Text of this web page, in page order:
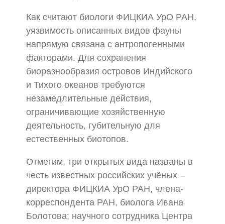
Как считают биологи ФИЦКИА УрО РАН,
уязвимость описанных видов фауны
напрямую связана с антропогенными
факторами. Для сохранения
биоразнообразия островов Индийского
и Тихого океанов требуются
незамедлительные действия,
ограничивающие хозяйственную
деятельность, губительную для
естественных биотопов.
Отметим, три открытых вида названы в
честь известных российских учёных –
директора ФИЦКИА УрО РАН, члена-
корреспондента РАН, биолога Ивана
Болотова; научного сотрудника Центра